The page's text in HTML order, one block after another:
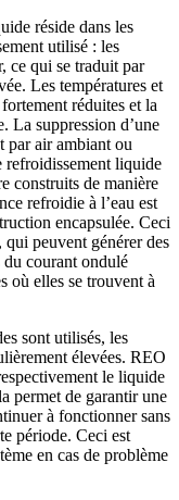
réside dans les
utilisé : les
ce qui se traduit par
Les températures et
réduites et la
La suppression d’une
par air ambiant ou
refroidissement liquide
construits de manière
refroidie à l’eau est
encapsulée. Ceci
qui peuvent générer des
du courant ondulé
où elles se trouvent à
sont utilisés, les
élevées. REO
le liquide
permet de garantir une
à fonctionner sans
période. Ceci est
en cas de problème